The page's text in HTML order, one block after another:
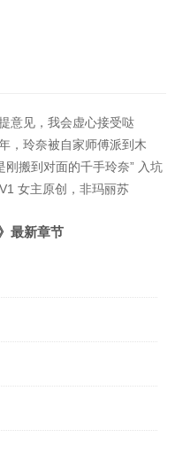
意见，我会虚心接受哒
，玲奈被自家师傅派到木
搬到对面的千手玲奈” 入坑
女主原创，非玛丽苏
最新章节